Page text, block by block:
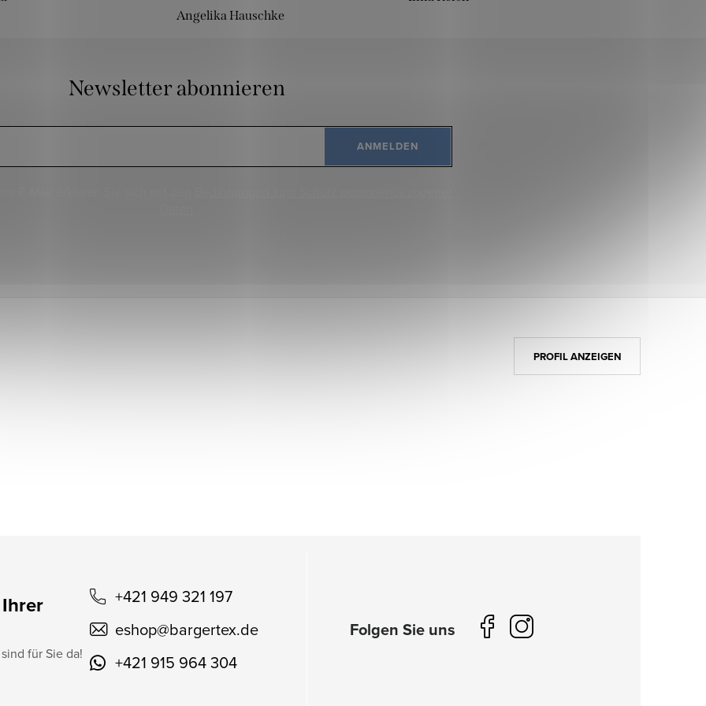
Angelika Hauschke
Newsletter abonnieren
ANMELDEN
für Sie da!
+421 949 321 197
eshop@bargertex.de
+421 915 964 304
PROFIL ANZEIGEN